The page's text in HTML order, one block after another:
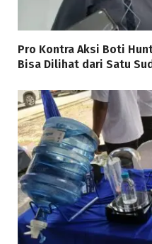
Pro Kontra Aksi Boti
Bisa Dilihat dari Satu